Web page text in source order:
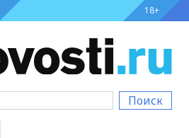
18+
Поиск